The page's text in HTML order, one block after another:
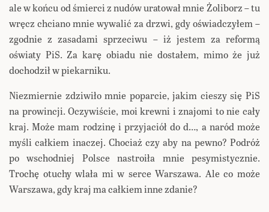
ale w końcu od śmierci z nudów uratował mnie Żoliborz – tu
wręcz chciano mnie wywalić za drzwi, gdy oświadczyłem –
zgodnie z zasadami sprzeciwu – iż jestem za reformą
oświaty PiS. Za karę obiadu nie dostałem, mimo że już
dochodził w piekarniku.
Niezmiernie zdziwiło mnie poparcie, jakim cieszy się PiS
na prowincji. Oczywiście, moi krewni i znajomi to nie cały
kraj. Może mam rodzinę i przyjaciół do d…, a naród może
myśli całkiem inaczej. Chociaż czy aby na pewno? Podróż
po wschodniej Polsce nastroiła mnie pesymistycznie.
Trochę otuchy wlała mi w serce Warszawa. Ale co może
Warszawa, gdy kraj ma całkiem inne zdanie?